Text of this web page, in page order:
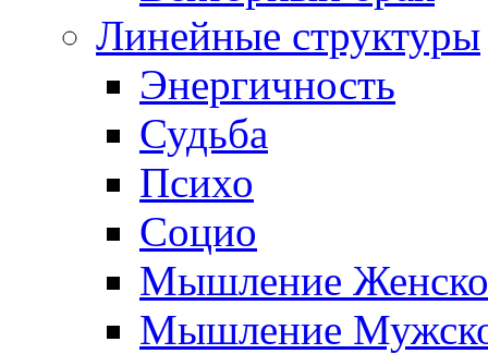
Линейные структуры
Энергичность
Судьба
Психо
Социо
Мышление
Мышление